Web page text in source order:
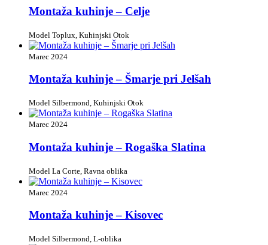
Montaža kuhinje – Celje
Model Toplux, Kuhinjski Otok
Marec 2024
Montaža kuhinje – Šmarje pri Jelšah
Model Silbermond, Kuhinjski Otok
Marec 2024
Montaža kuhinje – Rogaška Slatina
Model La Corte, Ravna oblika
Marec 2024
Montaža kuhinje – Kisovec
Model Silbermond, L-oblika